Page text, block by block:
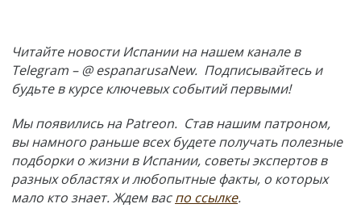
Читайте новости Испании на нашем канале в
Telegram – @ espanarusaNew. Подписывайтесь и
будьте в курсе ключевых событий первыми!
Мы появились на Patreon. Став нашим патроном,
вы намного раньше всех будете получать полезные
подборки о жизни в Испании, советы экспертов в
разных областях и любопытные факты, о которых
мало кто знает. Ждем васпо ссылке.